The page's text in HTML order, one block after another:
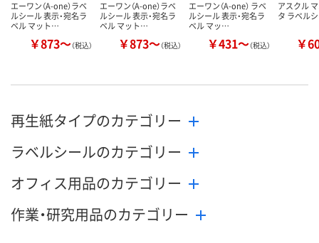
エーワン（A-one）ラベ
ルシール 表示・宛名ラ
ベル マット…
￥873～（税込）
エーワン（A-one）ラベ
ルシール 表示・宛名ラ
ベル マット…
￥873～（税込）
エーワン（A-one） ラベ
ルシール 表示・宛名ラ
ベル マッ…
￥431～（税込）
アスクル
タ ラベル
￥
再生紙タイプのカテゴリー
ラベルシールのカテゴリー
オフィス用品のカテゴリー
作業・研究用品のカテゴリー